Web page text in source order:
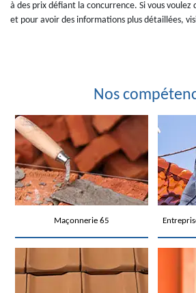
à des prix défiant la concurrence. Si vous voulez
et pour avoir des informations plus détaillées,
Nos
Maçonnerie 65